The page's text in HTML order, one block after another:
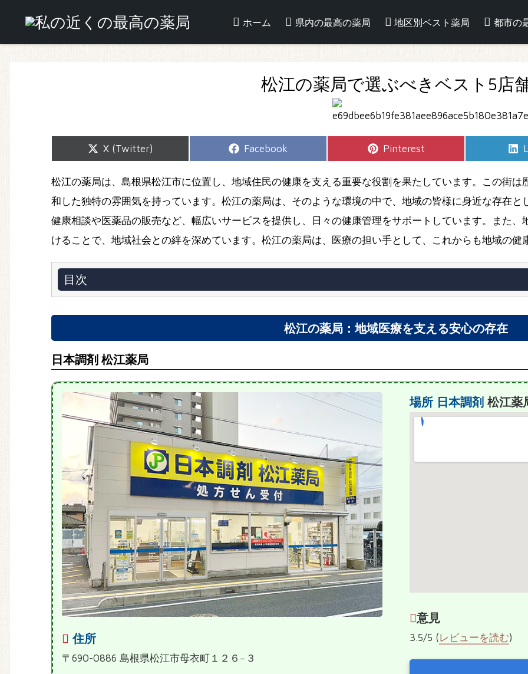
ホーム 県内の最高の薬局 地区別ベスト薬局 都市の
松江の薬局で選ぶべきベスト5店
Share
X (Twitter)
Share
Facebook
Share
Pinterest
松江の薬局は、島根県松江市に位置し、地域住民の健康を支える重要な役割を果たしています。この街
和した独特の雰囲気を持っています。松江の薬局は、そのような環境の中で、地域の皆様に身近な存在
健康相談や医薬品の販売など、幅広いサービスを提供し、日々の健康管理をサポートしています。また
けることで、地域社会との絆を深めています。松江の薬局は、医療の担い手として、これからも地域の健
目次
松江の薬局：地域医療を支える安心の存在
日本調剤 松江薬局
住所
〒690-0886 島根県松江市母衣町１２６−３
場所 日本調剤 松江薬
意見
3.5/5 (レビューを読む)